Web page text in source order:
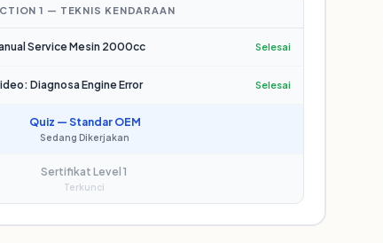
1 — TEKNIS KENDARAAN
Service Mesin 2000cc Selesai
Diagnosa Engine Error Selesai
Quiz — Standar OEM
Sedang Dikerjakan
Sertifikat Level 1
Terkunci